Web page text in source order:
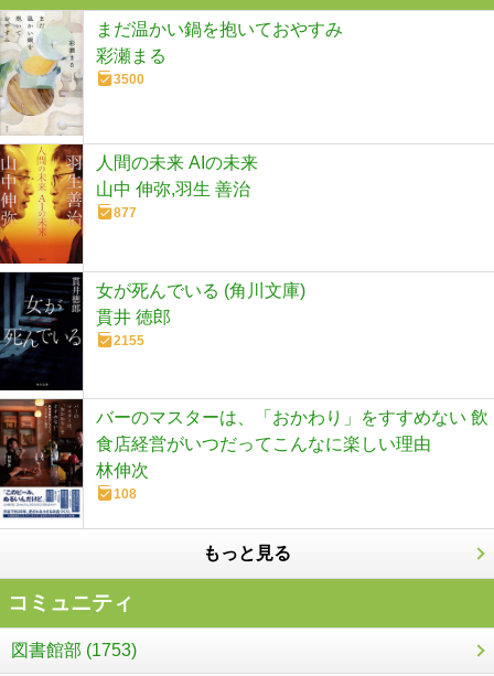
まだ温かい鍋を抱いておやすみ
彩瀬まる
3500
人間の未来 AIの未来
山中 伸弥,羽生 善治
877
女が死んでいる (角川文庫)
貫井 徳郎
2155
バーのマスターは、「おかわり」をすすめない 飲
食店経営がいつだってこんなに楽しい理由
林伸次
108
もっと見る
コミュニティ
図書館部 (1753)